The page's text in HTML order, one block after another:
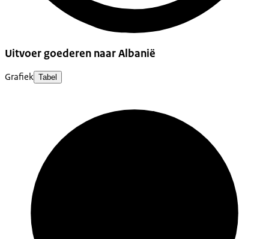
Uitvoer goederen naar Albanië
Grafiek Tabel